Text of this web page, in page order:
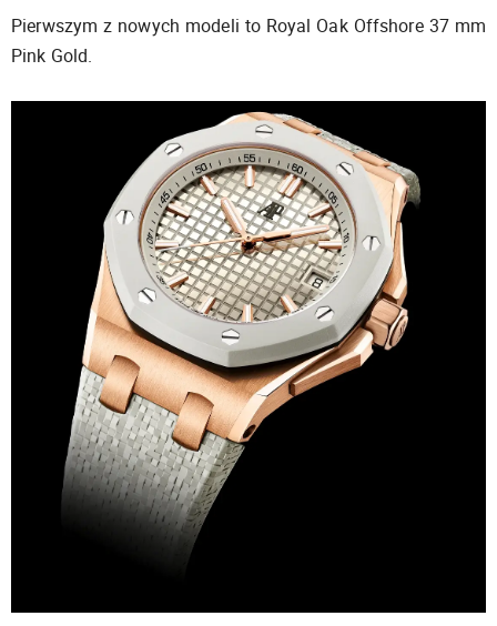
Pierwszym z nowych modeli to Royal Oak Offshore 37 mm
Pink Gold.